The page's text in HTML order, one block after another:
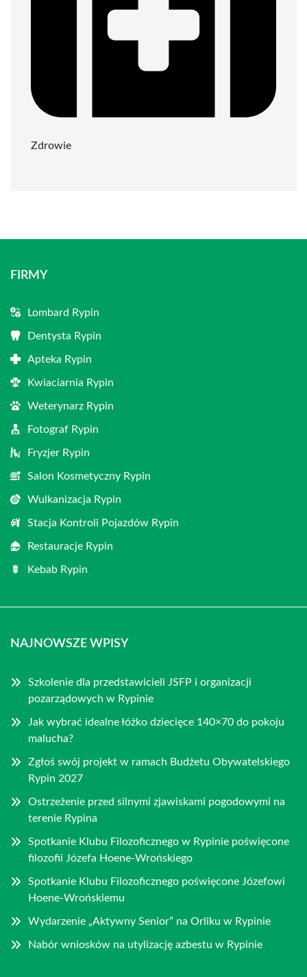
Zdrowie
FIRMY
Lombard Rypin
Dentysta Rypin
Apteka Rypin
Kwiaciarnia Rypin
Weterynarz Rypin
Fotograf Rypin
Fryzjer Rypin
Salon Kosmetyczny Rypin
Wulkanizacja Rypin
Stacja Kontroli Pojazdów Rypin
Restauracje Rypin
Kebab Rypin
NAJNOWSZE WPISY
Szkolenie dla przedstawicieli JSFP i organizacji
pozarządowych w Rypinie
Jak wybrać idealne łóżko dziecięce 140×70 do pokoju
malucha?
Zgłoś swój projekt w ramach Budżetu Obywatelskiego
Rypin 2027
Ostrzeżenie przed silnymi zjawiskami pogodowymi na
terenie Rypina
Spotkanie Klubu Filozoficznego w Rypinie poświęcone
filozofii Józefa Hoene-Wrońskiego
Spotkanie Klubu Filozoficznego poświęcone Józefowi
Hoene-Wrońskiemu
Wydarzenie „Aktywny Senior” na Orliku w Rypinie
Nabór wniosków na utylizację azbestu w Rypinie